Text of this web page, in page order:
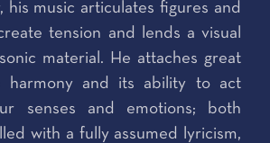
his music articulates figures and
tension and lends a visual
material. He attaches great
harmony and its ability to act
senses and emotions; both
with a fully assumed lyricism,